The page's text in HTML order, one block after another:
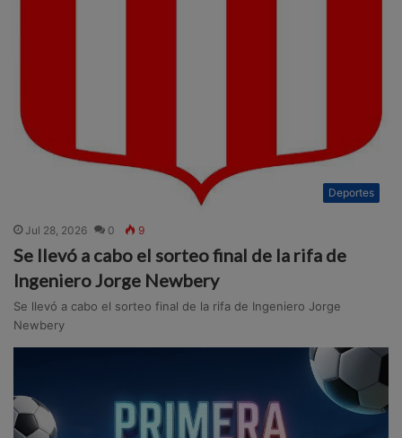
Deportes
Jul 28, 2026 0 9
Se llevó a cabo el sorteo final de la rifa de
Ingeniero Jorge Newbery
Se llevó a cabo el sorteo final de la rifa de Ingeniero Jorge
Newbery